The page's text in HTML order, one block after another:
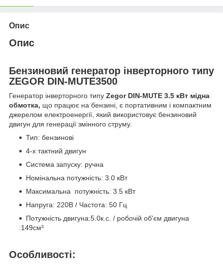
Опис
Опис
Бензиновий генератор інверторного типу
ZEGOR DIN-MUTE3500
Генератор інверторного типу Zegor DIN-MUTE 3.5 кВт мідна
обмотка, що працює на бензині, є портативним і компактним
джерелом електроенергії, який використовує бензиновий
двигун для генерації змінного струму.
Тип: бензинові
4-х тактний двигун
Система запуску: ручна
Номінальна потужність: 3.0 кВт
Максимальна потужність: 3.5 кВт
Напруга: 220В / Частота: 50 Гц
Потужність двигуна:5.0к.с. / робочій об'єм двигуна
:149см³
Особливості: